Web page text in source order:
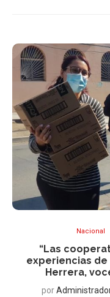
Nacional
“Las
experiencias de
Herrera,
por